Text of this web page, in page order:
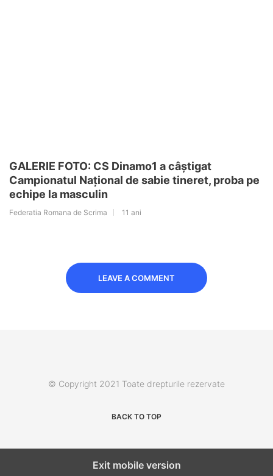
GALERIE FOTO: CS Dinamo1 a câștigat
Campionatul Național de sabie tineret, proba pe
echipe la masculin
Federatia Romana de Scrima 11 ani
LEAVE A COMMENT
© Copyright 2021 Toate drepturile rezervate
BACK TO TOP
Exit mobile version